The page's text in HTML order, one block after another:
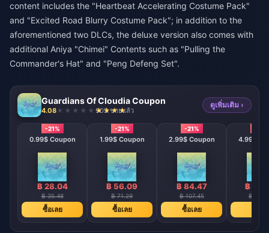
content includes the "Heartbeat Accelerating Costume Pack"
and "Excited Road Blurry Costume Pack"; in addition to the
aforementioned two DLCs, the deluxe version also comes with
additional Aniya "Chimei" Contents such as "Pulling the
Commander's Hat" and "Peng Defeng Set".
Guardians Of Cloudia Coupon
4.08 905 ขายแล้ว
ดูเพิ่มเติม ›
-21%
0.99$ Coupon
฿ 28.04
฿ 35.48
ซื้อเลย
-21%
1.99$ Coupon
฿ 56.09
฿ 71.29
ซื้อเลย
-21%
2.99$ Coupon
฿ 84.47
฿ 107.45
ซื้อเลย
4.99$
฿
฿